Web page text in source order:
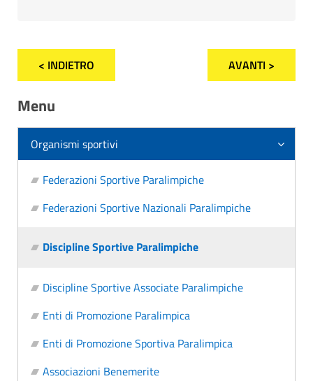
< INDIETRO AVANTI >
Menu
Organismi sportivi
Federazioni Sportive Paralimpiche
Federazioni Sportive Nazionali Paralimpiche
Discipline Sportive Paralimpiche
Discipline Sportive Associate Paralimpiche
Enti di Promozione Paralimpica
Enti di Promozione Sportiva Paralimpica
Associazioni Benemerite